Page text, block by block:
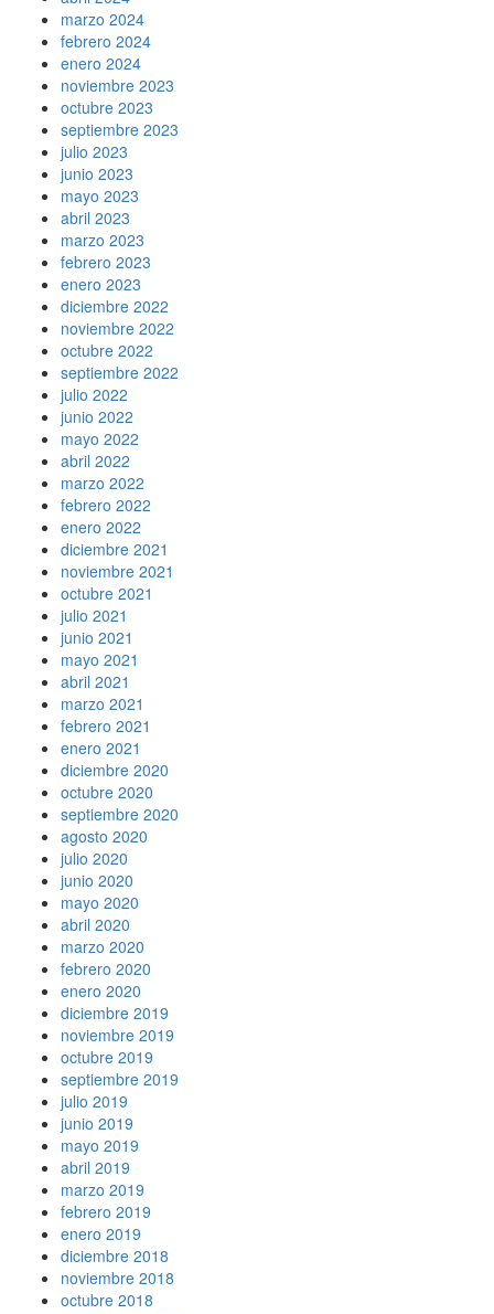
marzo 2024
febrero 2024
enero 2024
noviembre 2023
octubre 2023
septiembre 2023
julio 2023
junio 2023
mayo 2023
abril 2023
marzo 2023
febrero 2023
enero 2023
diciembre 2022
noviembre 2022
octubre 2022
septiembre 2022
julio 2022
junio 2022
mayo 2022
abril 2022
marzo 2022
febrero 2022
enero 2022
diciembre 2021
noviembre 2021
octubre 2021
julio 2021
junio 2021
mayo 2021
abril 2021
marzo 2021
febrero 2021
enero 2021
diciembre 2020
octubre 2020
septiembre 2020
agosto 2020
julio 2020
junio 2020
mayo 2020
abril 2020
marzo 2020
febrero 2020
enero 2020
diciembre 2019
noviembre 2019
octubre 2019
septiembre 2019
julio 2019
junio 2019
mayo 2019
abril 2019
marzo 2019
febrero 2019
enero 2019
diciembre 2018
noviembre 2018
octubre 2018